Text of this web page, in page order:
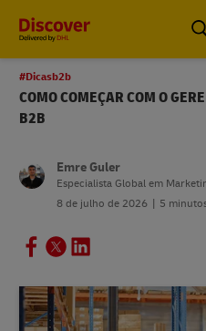
Envios, Logística, Importação
#Dicasb2b
COMO COMEÇAR COM O
B2B
Emre Guler
Especialista Global em
8 de julho de 2026
5